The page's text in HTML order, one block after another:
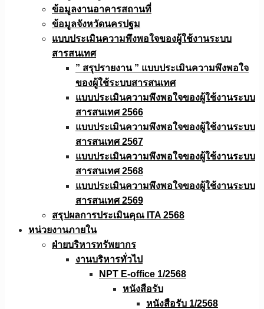
ข้อมูลงานอาคารสถานที่
ข้อมูลจังหวัดนครปฐม
แบบประเมินความพึงพอใจของผู้ใช้งานระบบ
สารสนเทศ
” สรุปรายงาน ” แบบประเมินความพึงพอใจ
ของผู้ใช้ระบบสารสนเทศ
แบบประเมินความพึงพอใจของผู้ใช้งานระบบ
สารสนเทศ 2566
แบบประเมินความพึงพอใจของผู้ใช้งานระบบ
สารสนเทศ 2567
แบบประเมินความพึงพอใจของผู้ใช้งานระบบ
สารสนเทศ 2568
แบบประเมินความพึงพอใจของผู้ใช้งานระบบ
สารสนเทศ 2569
สรุปผลการประเมินคุณ ITA 2568
หน่วยงานภายใน
ฝ่ายบริหารทรัพยากร
งานบริหารทั่วไป
NPT E-office 1/2568
หนังสือรับ
หนังสือรับ 1/2568